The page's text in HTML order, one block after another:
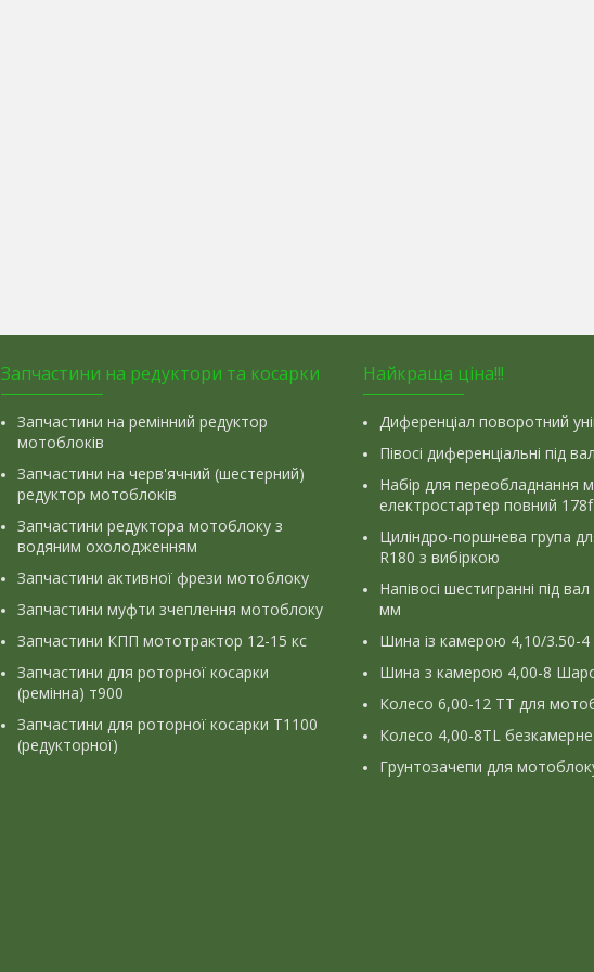
Запчастини на редуктори та косарки
Запчастини на ремінний редуктор
мотоблоків
Запчастини на черв'ячний (шестерний)
редуктор мотоблоків
Запчастини редуктора мотоблоку з
водяним охолодженням
Запчастини активної фрези мотоблоку
Запчастини муфти зчеплення мотоблоку
Запчастини КПП мототрактор 12-15 кс
Запчастини для роторної косарки
(ремінна) т900
Запчастини для роторної косарки Т1100
(редукторної)
Найкраща ціна!!!
Диференціал поворотний
Півосі диференціальні під
Набір для переобладнання
електростартер повний 178f
Циліндро-поршнева група
R180 з вибіркою
Напівосі шестигранні під
мм
Шина із камерою 4,10/3.50-4
Шина з камерою 4,00-8
Колесо 6,00-12 ТТ для
Колесо 4,00-8TL безкамерне
Грунтозачепи для